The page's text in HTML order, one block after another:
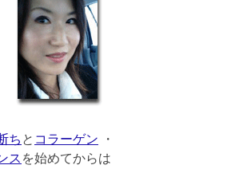
ち と コラーゲン ・
ス を始めてからは